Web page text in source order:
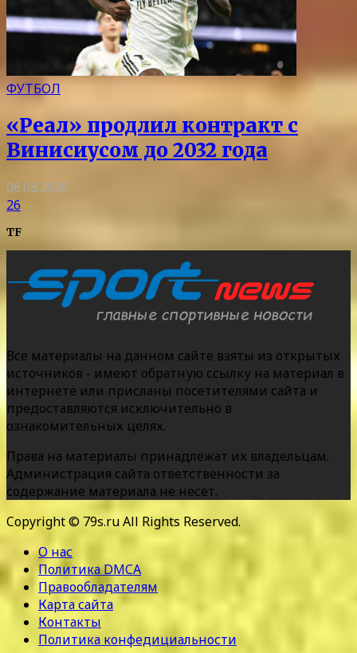
ФУТБОЛ
«Реал» продлил контракт с
Винисиусом до 2032 года
06.08.2026
26
TF
Все материалы на данном сайте взяты из открытых
источников - имеют обратную ссылку на материал в
интернете или присланы посетителями сайта и
предоставляются исключительно в
ознакомительных целях.
Права на материалы принадлежат их владельцам.
Администрация сайта ответственности за
содержание материала не несет.
Copyright © 79s.ru All Rights Reserved.
О нас
Политика DMCA
Правообладателям
Карта сайта
Контакты
Политика конфедициальности